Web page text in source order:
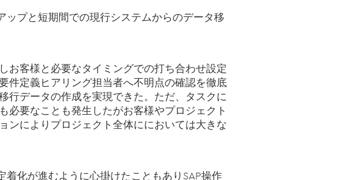
ップと短期間での現行システムからのデータ移
お客様と必要なタイミングでの打ち合わせ設定
件定義ヒアリング担当者へ不明点の確認を徹底
行データの作成を実現できた。ただ、タスクに
必要なことも発生したがお客様やプロジェクト
ンによりプロジェクト全体ににおいては大きな
化が進むように心掛けたこともありSAP操作